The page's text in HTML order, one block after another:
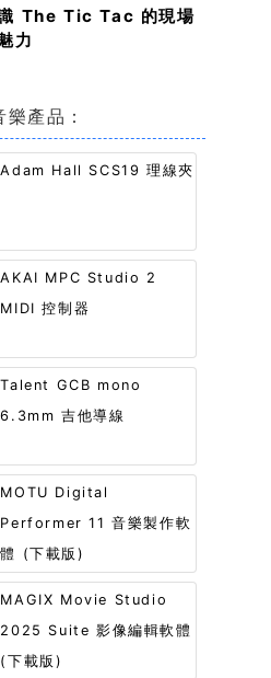
The Tic Tac 的現場
力
產品：
Adam Hall SCS19 理線夾
AKAI MPC Studio 2
MIDI 控制器
Talent GCB mono
6.3mm 吉他導線
MOTU Digital
Performer 11 音樂製作軟
體 (下載版)
MAGIX Movie Studio
2025 Suite 影像編輯軟體
(下載版)